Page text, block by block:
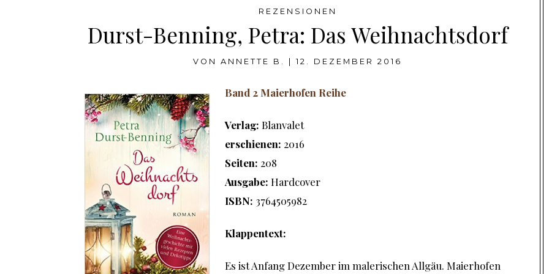
REZENSIONEN
Durst-Benning, Petra: Das Weihnachtsdorf
VON ANNETTE B. 12. DEZEMBER 2016
Band 2 Maierhofen Reihe
Verlag: Blanvalet
erschienen: 2016
Seiten: 208
Ausgabe:Hardcover
ISBN: 3764505982
Klappentext:
Es ist Anfang Dezember im malerischen Allgäu. Maierhofen